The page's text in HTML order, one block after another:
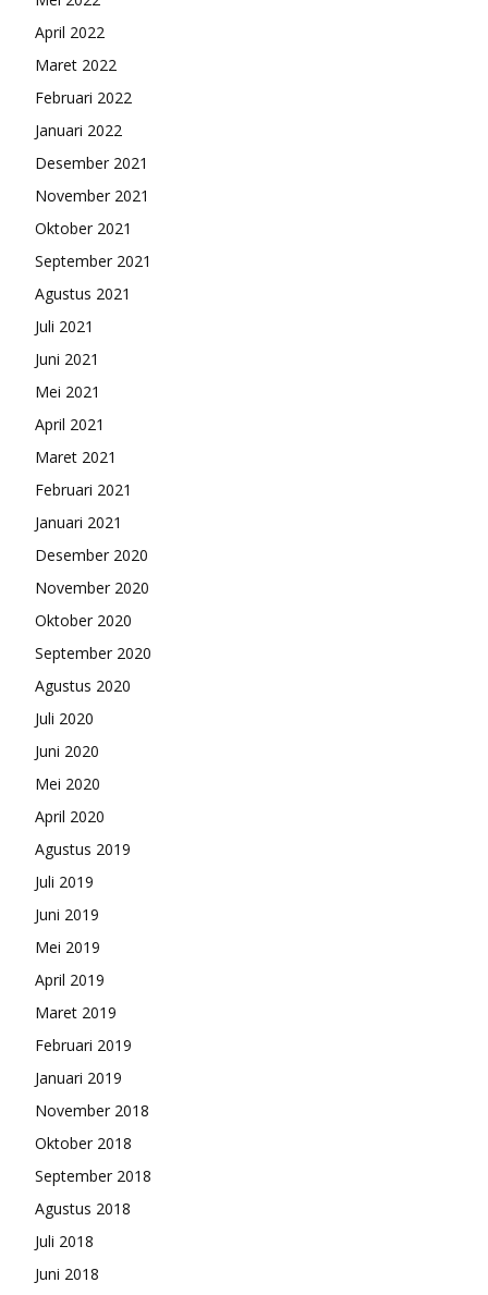
April 2022
Maret 2022
Februari 2022
Januari 2022
Desember 2021
November 2021
Oktober 2021
September 2021
Agustus 2021
Juli 2021
Juni 2021
Mei 2021
April 2021
Maret 2021
Februari 2021
Januari 2021
Desember 2020
November 2020
Oktober 2020
September 2020
Agustus 2020
Juli 2020
Juni 2020
Mei 2020
April 2020
Agustus 2019
Juli 2019
Juni 2019
Mei 2019
April 2019
Maret 2019
Februari 2019
Januari 2019
November 2018
Oktober 2018
September 2018
Agustus 2018
Juli 2018
Juni 2018